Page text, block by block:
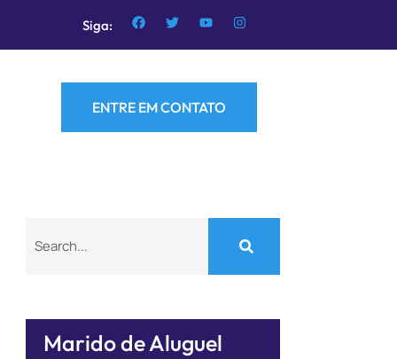
Siga:
ENTRE EM CONTATO
Marido de Aluguel